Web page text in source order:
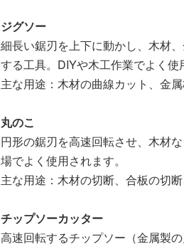
ジグソー
細長い鋸刃を上下に動かし、木材
する工具。DIYや木工作業でよく使
主な用途：木材の曲線カット、金
丸のこ
円形の鋸刃を高速回転させ、木材
場でよく使用されます。
主な用途：木材の切断、合板の切
チップソーカッター
高速回転するチップソー（金属製